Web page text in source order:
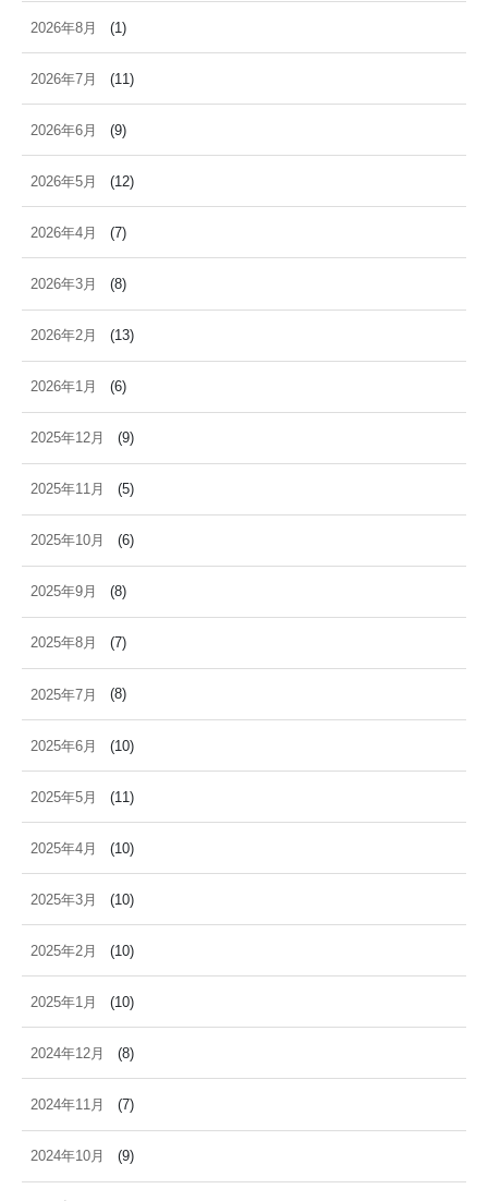
2026年8月 (1)
2026年7月 (11)
2026年6月 (9)
2026年5月 (12)
2026年4月 (7)
2026年3月 (8)
2026年2月 (13)
2026年1月 (6)
2025年12月 (9)
2025年11月 (5)
2025年10月 (6)
2025年9月 (8)
2025年8月 (7)
2025年7月 (8)
2025年6月 (10)
2025年5月 (11)
2025年4月 (10)
2025年3月 (10)
2025年2月 (10)
2025年1月 (10)
2024年12月 (8)
2024年11月 (7)
2024年10月 (9)